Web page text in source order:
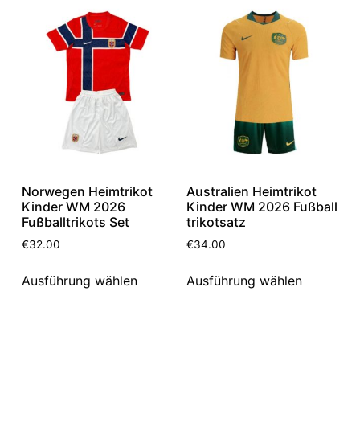
Norwegen Heimtrikot
Kinder WM 2026
Fußballtrikots Set
€32.00
Ausführung wählen
Australien Heimtrikot
Kinder WM 2026 Fußball
trikotsatz
€34.00
Ausführung wählen